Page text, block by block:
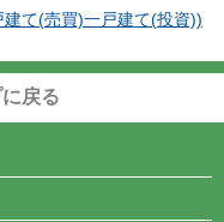
建て(売買)一戸建て(投資))
戻る